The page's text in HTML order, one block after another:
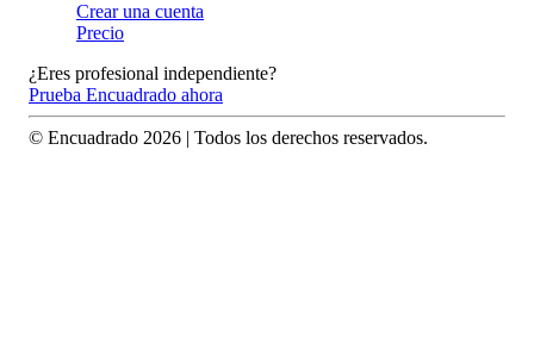
Crear una cuenta
Precio
¿Eres profesional independiente?
Prueba Encuadrado ahora
© Encuadrado 2026 | Todos los derechos reservados.